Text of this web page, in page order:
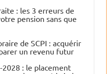
: les 3 erreurs de
pension sans que
de SCPI : acquérir
un revenu futur
2028 : le placement